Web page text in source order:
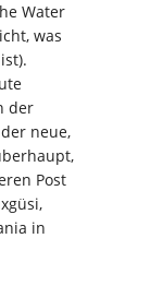
Water
was
der
neue,
Post
in